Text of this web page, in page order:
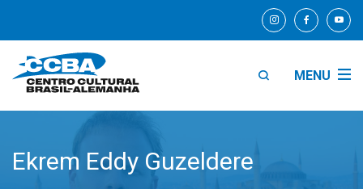
MENU
Ekrem Eddy Guzeldere